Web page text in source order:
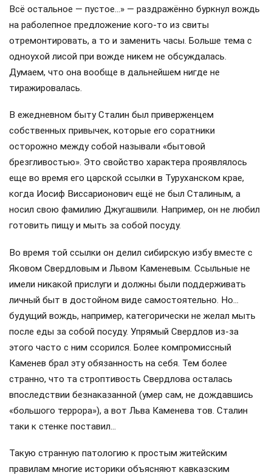
Всё остальное — пустое…» — раздражённо буркнул вождь
на раболепное предложение кого-то из свиты
отремонтировать, а то и заменить часы. Больше тема с
одноухой лисой при вожде никем не обсуждалась.
Думаем, что она вообще в дальнейшем нигде не
тиражировалась.
В ежедневном быту Сталин был приверженцем
собственных привычек, которые его соратники
осторожно между собой называли «бытовой
брезгливостью». Это свойство характера проявлялось
еще во время его царской ссылки в Туруханском крае,
когда Иосиф Виссарионович ещё не был Сталиным, а
носил свою фамилию Джугашвили. Например, он не любил
готовить пищу и мыть за собой посуду.
Во время той ссылки он делил сибирскую избу вместе с
Яковом Свердловым и Львом Каменевым. Ссыльные не
имели никакой прислуги и должны были поддерживать
личный быт в достойном виде самостоятельно. Но…
будущий вождь, например, категорически не желал мыть
после еды за собой посуду. Упрямый Свердлов из-за
этого часто с ним ссорился. Более компромиссный
Каменев брал эту обязанность на себя. Тем более
странно, что та строптивость Свердлова осталась
впоследствии безнаказанной (умер сам, не дождавшись
«большого террора»), а вот Льва Каменева тов. Сталин
таки к стенке поставил…
Такую странную патологию к простым житейским
правилам многие историки объясняют кавказским